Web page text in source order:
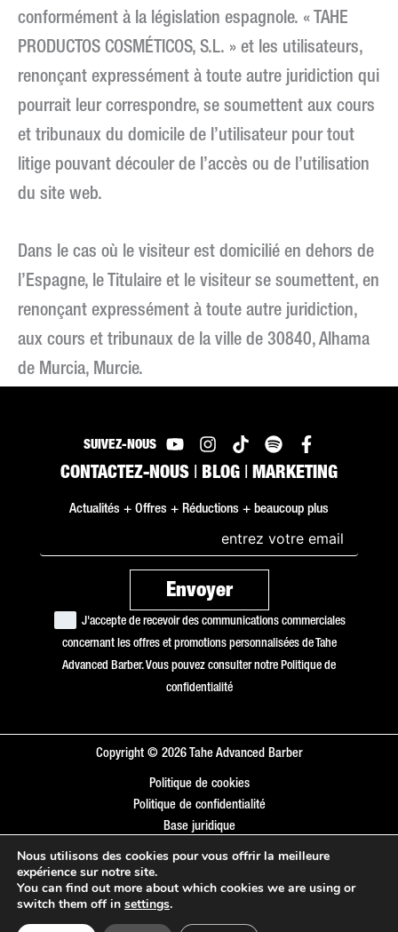
conformément à la législation espagnole. « TAHE
PRODUCTOS COSMÉTICOS, S.L. » et les utilisateurs,
renonçant expressément à toute autre juridiction qui
pourrait leur correspondre, se soumettent aux cours
et tribunaux du domicile de l’utilisateur pour tout
litige pouvant découler de l’accès ou de l’utilisation
du site web.
Dans le cas où le visiteur est domicilié en dehors de
l’Espagne, le Titulaire et le visiteur se soumettent, en
renonçant expressément à toute autre juridiction,
aux cours et tribunaux de la ville de 30840, Alhama
de Murcia, Murcie.
SUIVEZ-NOUS
CONTACTEZ-NOUS | BLOG | MARKETING
Actualités + Offres + Réductions + beaucoup plus
J'accepte de recevoir des communications commerciales
concernant les offres et promotions personnalisées de Tahe
Advanced Barber. Vous pouvez consulter notre Politique de
confidentialité
Copyright © 2026 Tahe Advanced Barber
Politique de cookies
Politique de confidentialité
Base juridique
Nous utilisons des cookies pour vous offrir la meilleure
expérience sur notre site.
You can find out more about which cookies we are using or
switch them off in settings.